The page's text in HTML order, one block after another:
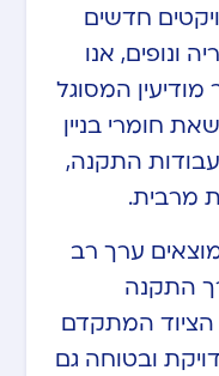
חדשים
ונופים, אנו
מודיעין המסוגל
חומרי בניין
התקנה,
מרבית.
מוצאים ערך רב
התקנה
הציוד המתקדם
ובטוחה גם